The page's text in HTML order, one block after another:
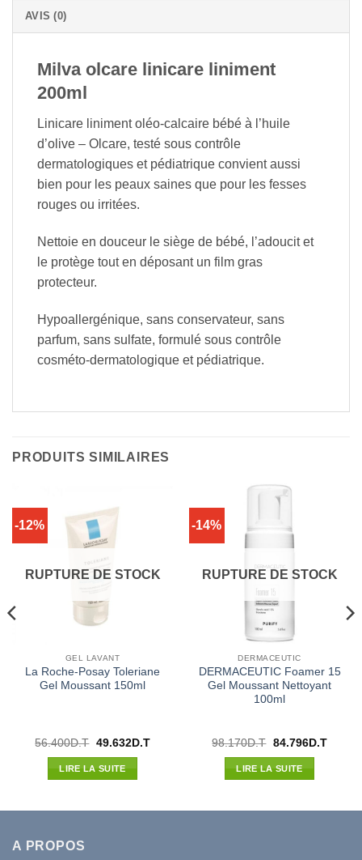
AVIS (0)
Milva olcare linicare liniment
200ml
Linicare liniment oléo-calcaire bébé à l’huile
d’olive – Olcare, testé sous contrôle
dermatologiques et pédiatrique convient aussi
bien pour les peaux saines que pour les fesses
rouges ou irritées.
Nettoie en douceur le siège de bébé, l’adoucit et
le protège tout en déposant un film gras
protecteur.
Hypoallergénique, sans conservateur, sans
parfum, sans sulfate, formulé sous contrôle
cosméto-dermatologique et pédiatrique.
PRODUITS SIMILAIRES
-12%
RUPTURE DE STOCK
GEL LAVANT
La Roche-Posay Toleriane
Gel Moussant 150ml
56.400D.T Le
initial
était :
49.632D.TLe
LIRE LA SUITE
-14%
RUPTURE DE STOCK
DERMACEUTIC
DERMACEUTIC Foamer 15
Gel Moussant Nettoyant
100ml
98.170D.T Le
initial
était :
84.796D.TLe
LIRE LA SUITE
A PROPOS